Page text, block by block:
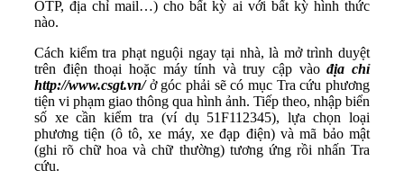
OTP, địa chỉ mail…) cho bất kỳ ai với bất kỳ hình thức
nào.
Cách kiểm tra phạt nguội ngay tại nhà, là mở trình duyệt
trên điện thoại hoặc máy tính và truy cập vàođịa chỉ
http://www.csgt.vn/ở góc phải sẽ có mục Tra cứu phương
tiện vi phạm giao thông qua hình ảnh. Tiếp theo, nhập biển
số xe cần kiểm tra (ví dụ 51F112345), lựa chọn loại
phương tiện (ô tô, xe máy, xe đạp điện) và mã bảo mật
(ghi rõ chữ hoa và chữ thường) tương ứng rồi nhấn Tra
cứu.